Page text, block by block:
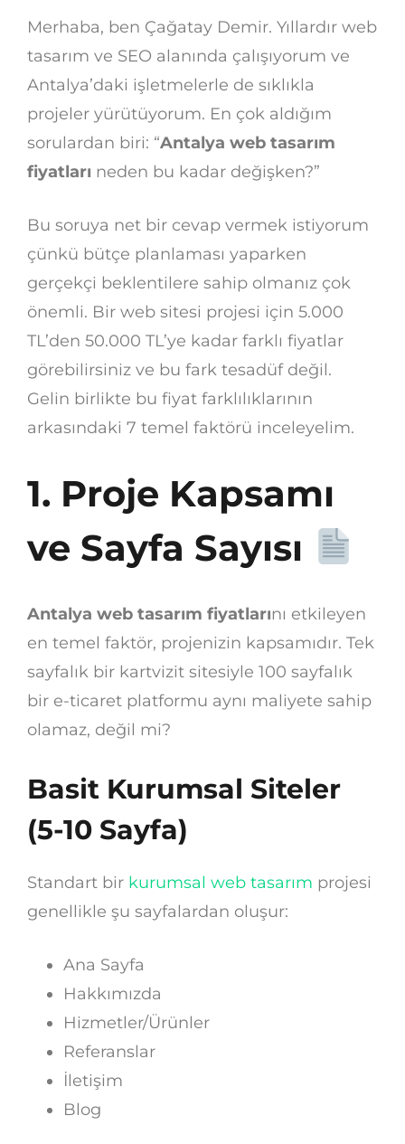
Merhaba, ben Çağatay Demir. Yıllardır web
tasarım ve SEO alanında çalışıyorum ve
Antalya’daki işletmelerle de sıklıkla
projeler yürütüyorum. En çok aldığım
sorulardan biri: “Antalya web tasarım
fiyatları neden bu kadar değişken?”
Bu soruya net bir cevap vermek istiyorum
çünkü bütçe planlaması yaparken
gerçekçi beklentilere sahip olmanız çok
önemli. Bir web sitesi projesi için 5.000
TL’den 50.000 TL’ye kadar farklı fiyatlar
görebilirsiniz ve bu fark tesadüf değil.
Gelin birlikte bu fiyat farklılıklarının
arkasındaki 7 temel faktörü inceleyelim.
1. Proje Kapsamı
ve Sayfa Sayısı
Antalya web tasarım fiyatlarını etkileyen
en temel faktör, projenizin kapsamıdır. Tek
sayfalık bir kartvizit sitesiyle 100 sayfalık
bir e-ticaret platformu aynı maliyete sahip
olamaz, değil mi?
Basit Kurumsal Siteler
(5-10 Sayfa)
Standart bir kurumsal web tasarım projesi
genellikle şu sayfalardan oluşur:
Ana Sayfa
Hakkımızda
Hizmetler/Ürünler
Referanslar
İletişim
Blog